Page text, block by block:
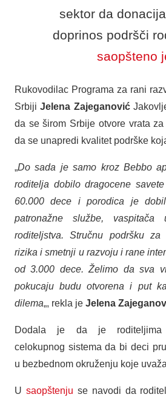
sektor da
doprinos podršči
saopšteno
Rukovodilac Programa za rani
SrbijiJelena Zajeganović
da se širom Srbije otvore vrata
da se unapredi kvalitet podrške
„Do sada je samo kroz Bebbo
roditelja dobilo dragocene
60.000 dece i porodica je
patronažne službe,
roditeljstva. Stručnu podršku za
rizika i smetnji u razvoju i rane
od 3.000 dece. Želimo da sva
pokucaju budu otvorena i put
dilema„, rekla je Jelena
Dodala je da je roditeljima
celokupnog sistema da bi deci
u bezbednom okruženju koje
U saopštenju se navodi da